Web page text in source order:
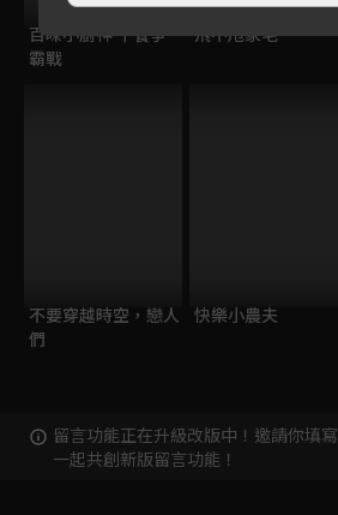
百味小廚神 午餐爭
霸戰
飛不甩家毛
不要穿越時空，戀人
們
快樂小農夫
留言功能正在升級改版中！邀請你填寫
一起共創新版留言功能！